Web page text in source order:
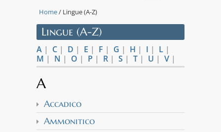
Home/ Lingue (A-Z)
Lingue (A-Z)
A | C | D | E | F | G | H | I | L |
M | N | O | P | R | S | T | U | V |
A
Accadico
Ammonitico